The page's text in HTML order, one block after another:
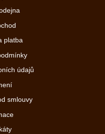
platba
údajů
smlouvy